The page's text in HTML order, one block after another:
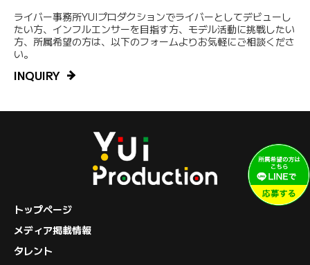
ライバー事務所YUIプロダクションでライバーとしてデビューし
たい方、インフルエンサーを目指す方、モデル活動に挑戦したい
方、所属希望の方は、以下のフォームよりお気軽にご相談くださ
い。
INQUIRY
トップページ
メディア掲載情報
タレント